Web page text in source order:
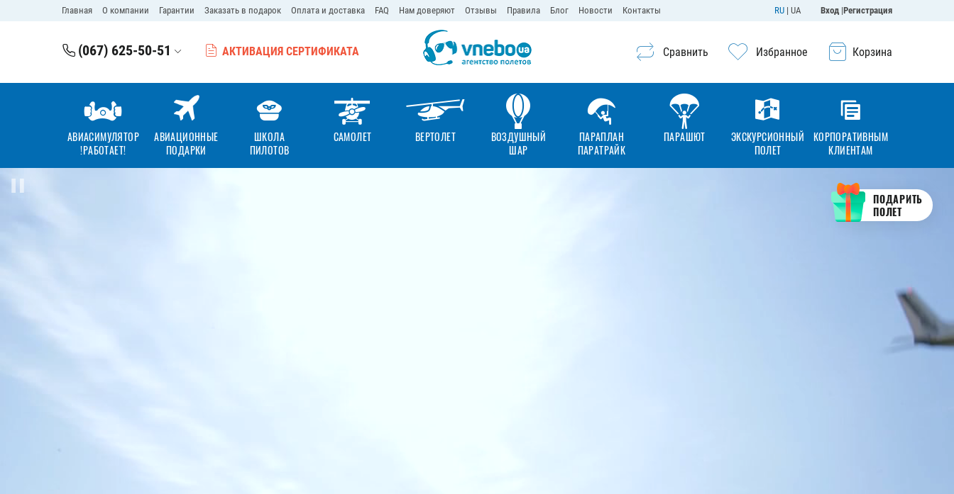
Главная О компании Гарантии Заказать в подарок Оплата и доставка FAQ Нам доверяют Отзывы Правила Блог Новости Контакты Вход |Регистрация
RU | UA
(067) 625-50-51 АКТИВАЦИЯ СЕРТИФИКАТА Сравнить Избранное Корзина
АВИАСИМУЛЯТОР
!РАБОТАЕТ!
АВИАЦИОННЫЕ
ПОДАРКИ
ШКОЛА
ПИЛОТОВ
САМОЛЕТ ВЕРТОЛЕТ
ВОЗДУШНЫЙ
ШАР
ПАРАПЛАН
ПАРАТРАЙК
ПАРАШЮТ
ЭКСКУРСИОННЫЙ
ПОЛЕТ
КОРПОРАТИВНЫМ
КЛИЕНТАМ
ПОДАРИТЬ
ПОЛЕТ